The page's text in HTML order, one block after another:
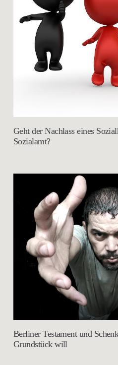
Geht der Nachlass eines
Sozialamt?
Berliner Testament und
Grundstück will